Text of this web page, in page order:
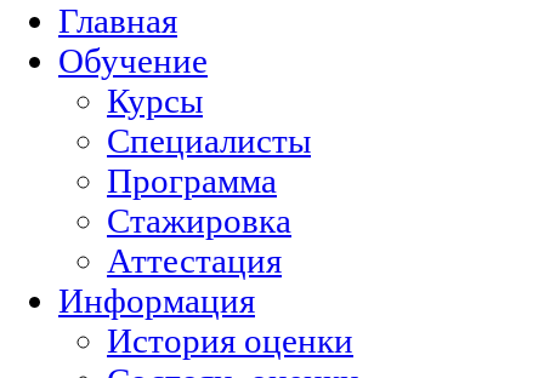
Главная
Обучение
Курсы
Специалисты
Программа
Стажировка
Аттестация
Информация
История оценки